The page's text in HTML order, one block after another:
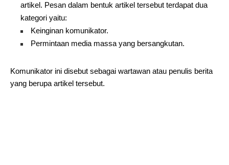
artikel. Pesan dalam bentuk artikel tersebut terdapat dua
kategori yaitu:
Keinginan komunikator.
Permintaan media massa yang bersangkutan.
Komunikator ini disebut sebagai wartawan atau penulis berita
yang berupa artikel tersebut.